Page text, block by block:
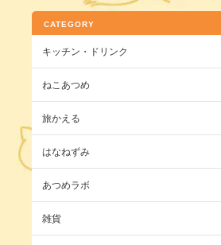
CATEGORY
キッチン・ドリンク
ねこあつめ
旅かえる
はなねずみ
あつめラボ
雑貨